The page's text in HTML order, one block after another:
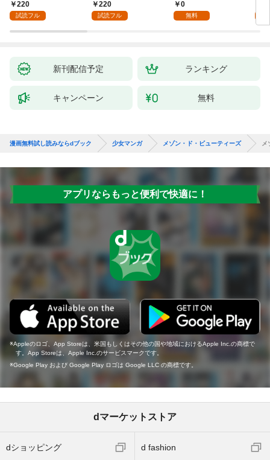
220
試読フル
220
試読フル
ら幸せになります！～
1
0
無料
新刊配信予定 ランキング
キャンペーン 無料
漫画無料試し読みならdブック 少女マンガ メゾン・ド・ビューティーズ
アプリならもっと便利で快適に！
Appleのロゴ、App Storeは、米国もしくはその他の国や地域におけるApple Inc.の商標で
す。App Storeは、Apple Inc.のサービスマークです。
Google Play および Google Play ロゴは Google LLC の商標です。
dマーケットストア
dショッピング d fashion